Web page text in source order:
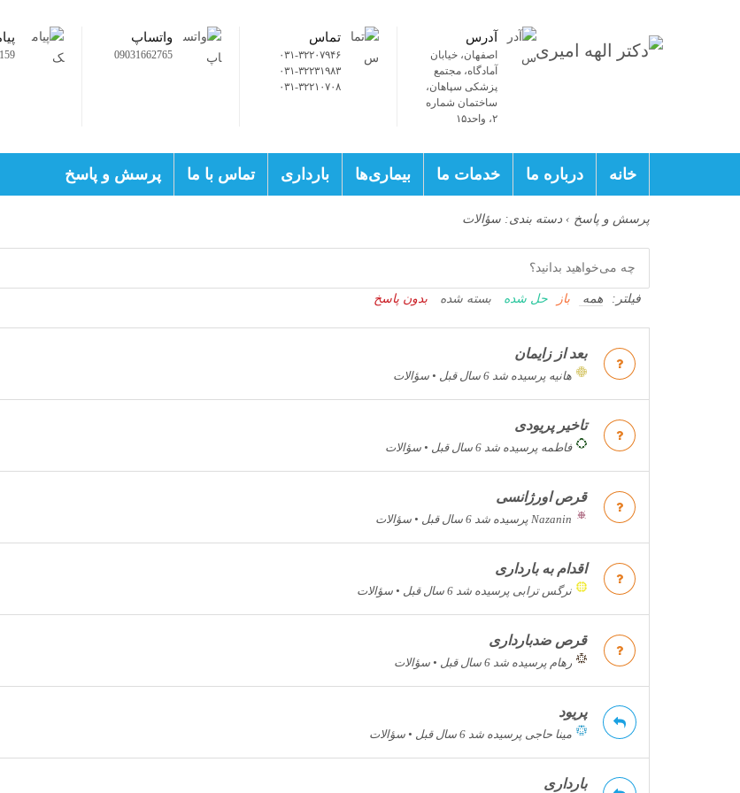
آدرس
اصفهان، خیابان
آمادگاه، مجتمع
پزشکی سپاهان،
ساختمان شماره
۲، واحد۱۵
تماس
۰۳۱-۳۲۲۰۷۹۴۶
۰۳۱-۳۲۲۳۱۹۸۳
۰۳۱-۳۲۲۱۰۷۰۸
واتساپ
09031662765
خانه درباره ما خدمات ما بیماری‌ها بارداری تماس با ما پرسش و پاسخ
پرسش و پاسخ › دسته بندی: سؤالات
فیلتر: همه باز حل شده بسته شده بدون پاسخ
بعد از زایمان
هانیه پرسیده شد 6 سال قبل • سؤالات
تاخیر پریودی
فاطمه پرسیده شد 6 سال قبل • سؤالات
قرص اورژانسی
Nazanin پرسیده شد 6 سال قبل • سؤالات
اقدام به بارداری
نرگس ترابی پرسیده شد 6 سال قبل • سؤالات
قرص ضدبارداری
رهام پرسیده شد 6 سال قبل • سؤالات
پریود
مینا حاجی پرسیده شد 6 سال قبل • سؤالات
بارداری